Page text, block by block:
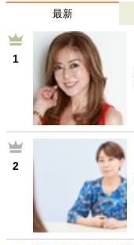
最新
1
2